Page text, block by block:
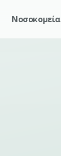
Νοσοκομεία